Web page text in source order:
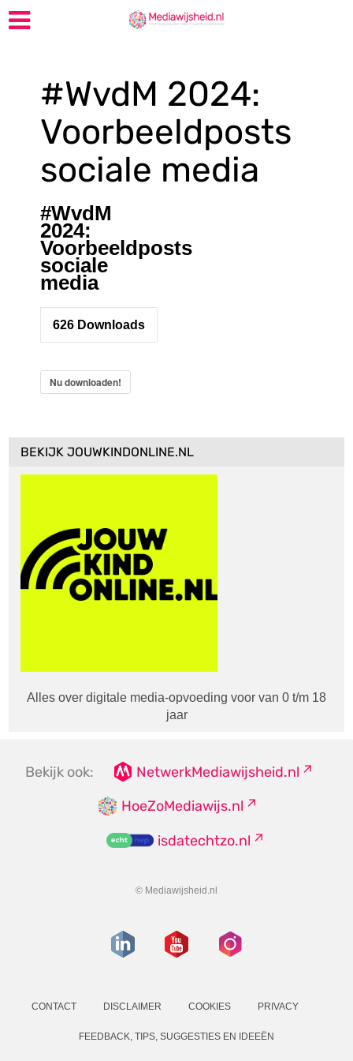
#WvdM 2024:
Voorbeeldposts
sociale media
#WvdM
2024:
Voorbeeldposts
sociale
media
626 Downloads
Nu downloaden!
BEKIJK JOUWKINDONLINE.NL
Alles over digitale media-opvoeding voor van 0 t/m 18
jaar
Bekijk ook:
NetwerkMediawijsheid.nl
HoeZoMediawijs.nl
isdatechtzo.nl
© Mediawijsheid.nl
CONTACT DISCLAIMER COOKIES PRIVACY
FEEDBACK, TIPS, SUGGESTIES EN IDEEËN